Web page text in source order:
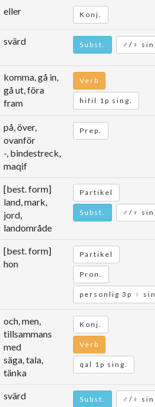
eller Konj.
svärd Subst. ♂/♀
komma, gå in,
gå ut, föra
fram
Verb
hifil 1p sing.
på, över,
ovanför
-, bindestreck,
maqif
Prep.
[best. form]
land, mark,
jord,
landområde
Partikel
Subst. ♂/♀
[best. form]
hon
Partikel
Pron.
personlig 3p ♀
och, men,
tillsammans
med
säga, tala,
tänka
Konj.
Verb
qal 1p sing.
svärd Subst. ♂/♀